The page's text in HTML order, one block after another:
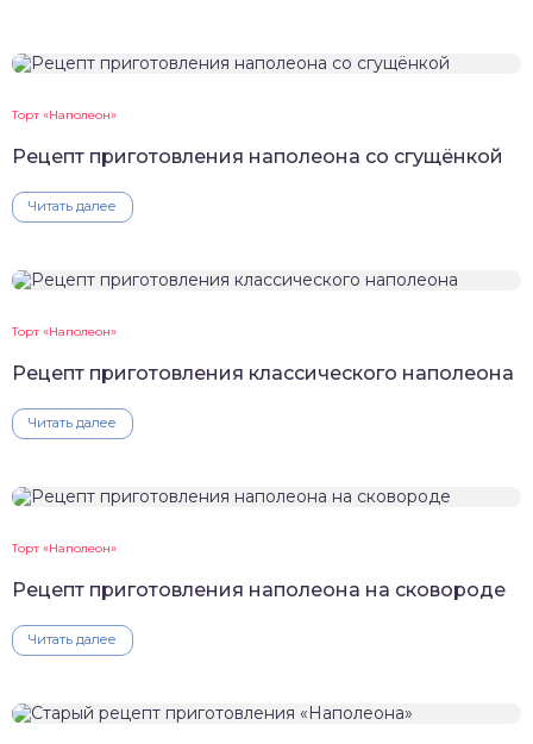
Торт «Наполеон»
Рецепт приготовления наполеона со сгущёнкой
Читать далее
Торт «Наполеон»
Рецепт приготовления классического наполеона
Читать далее
Торт «Наполеон»
Рецепт приготовления наполеона на сковороде
Читать далее